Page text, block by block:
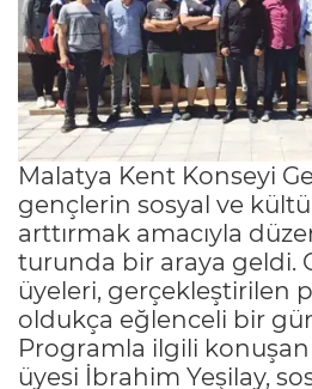
Malatya Kent Konseyi
gençlerin sosyal ve
arttırmak amacıyla
turunda bir araya geldi.
üyeleri, gerçekleştirilen
oldukça eğlenceli bir
Programla ilgili
üyesi İbrahim Yeşilay,